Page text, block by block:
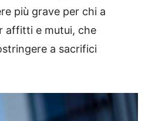
più grave per chi a
affitti e mutui, che
a sacrifici